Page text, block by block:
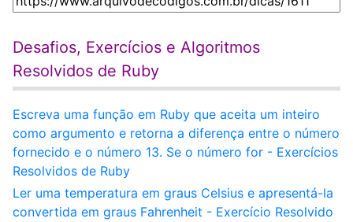
Desafios, Exercícios e Algoritmos
Resolvidos de Ruby
Escreva uma função em Ruby que aceita um inteiro
como argumento e retorna a diferença entre o número
fornecido e o número 13. Se o número for - Exercícios
Resolvidos de Ruby
Ler uma temperatura em graus Celsius e apresentá-la
convertida em graus Fahrenheit - Exercício Resolvido